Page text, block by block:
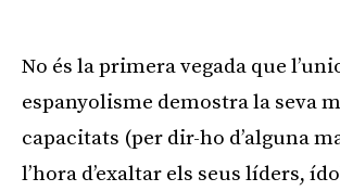
No és la primera vegada que
espanyolisme demostra la seva
capacitats (per dir-ho d’alguna
l’hora d’exaltar els seus líders,